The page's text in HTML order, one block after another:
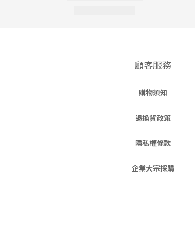
顧客服務
購物須知
退換貨政策
隱私權條款
企業大宗採購